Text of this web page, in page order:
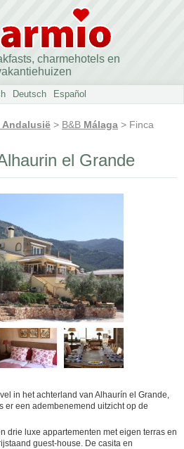
charmehotels en
Deutsch Español
Andalusië > B&B Málaga > Finca
el Grande
in het achterland van Alhaurín el Grande,
er een adembenemend uitzicht op de
drie luxe appartementen met eigen terras en
guest-house. De casita en